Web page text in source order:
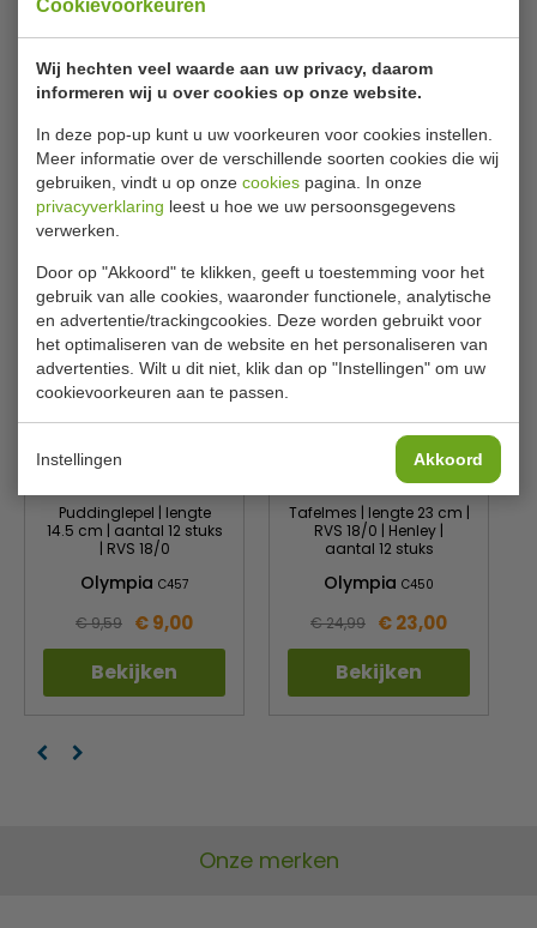
Cookievoorkeuren
Wij hechten veel waarde aan uw privacy, daarom
informeren wij u over cookies op onze website.
In deze pop-up kunt u uw voorkeuren voor cookies instellen.
Meer informatie over de verschillende soorten cookies die wij
gebruiken, vindt u op onze cookies pagina. In onze
privacyverklaring leest u hoe we uw persoonsgegevens
verwerken.
Door op "Akkoord" te klikken, geeft u toestemming voor het
gebruik van alle cookies, waaronder functionele, analytische
en advertentie/trackingcookies. Deze worden gebruikt voor
het optimaliseren van de website en het personaliseren van
advertenties. Wilt u dit niet, klik dan op "Instellingen" om uw
cookievoorkeuren aan te passen.
Instellingen Akkoord
Model
Nummer
GAC455
Aantal
12 stuks
Lengte
18 cm
Materiaal
RVS 18/0
Gerelateerde producten
Puddinglepel | lengte
14.5 cm | aantal 12 stuks
| RVS 18/0
Olympia C457
€ 9,59 € 9,00
Bekijken
Tafelmes | lengte 23 cm |
RVS 18/0 | Henley |
aantal 12 stuks
Olympia C450
€ 24,99 € 23,00
Bekijken
Onze merken